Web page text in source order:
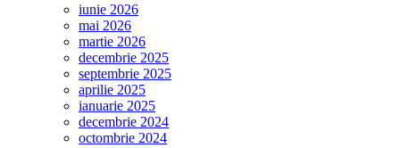
CĂRTURĂREASCĂ
SF.
IERARH
GRIGORIE
DASCĂLUL,
MITROPOLITUL
ŢĂRII
ROMÂNEŞTI”,
iunie 2026
mai 2026
martie 2026
decembrie 2025
septembrie 2025
aprilie 2025
ianuarie 2025
decembrie 2024
octombrie 2024